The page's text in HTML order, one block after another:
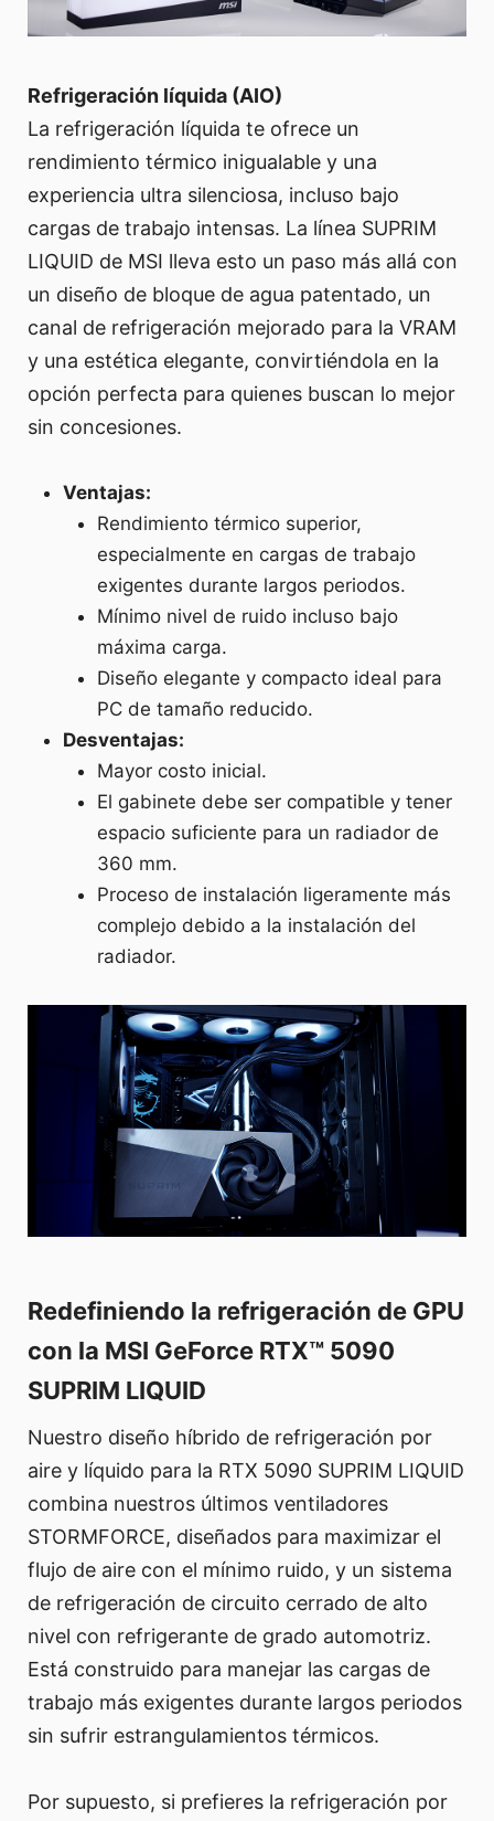
Refrigeración líquida (AIO)
La refrigeración líquida te ofrece un
rendimiento térmico inigualable y una
experiencia ultra silenciosa, incluso bajo
cargas de trabajo intensas. La línea SUPRIM
LIQUID de MSI lleva esto un paso más allá con
un diseño de bloque de agua patentado, un
canal de refrigeración mejorado para la VRAM
y una estética elegante, convirtiéndola en la
opción perfecta para quienes buscan lo mejor
sin concesiones.
Ventajas:
Rendimiento térmico superior,
especialmente en cargas de trabajo
exigentes durante largos periodos.
Mínimo nivel de ruido incluso bajo
máxima carga.
Diseño elegante y compacto ideal para
PC de tamaño reducido.
Desventajas:
Mayor costo inicial.
El gabinete debe ser compatible y tener
espacio suficiente para un radiador de
360 mm.
Proceso de instalación ligeramente más
complejo debido a la instalación del
radiador.
Redefiniendo la refrigeración de GPU
con la MSI GeForce RTX™ 5090
SUPRIM LIQUID
Nuestro diseño híbrido de refrigeración por
aire y líquido para la RTX 5090 SUPRIM LIQUID
combina nuestros últimos ventiladores
STORMFORCE, diseñados para maximizar el
flujo de aire con el mínimo ruido, y un sistema
de refrigeración de circuito cerrado de alto
nivel con refrigerante de grado automotriz.
Está construido para manejar las cargas de
trabajo más exigentes durante largos periodos
sin sufrir estrangulamientos térmicos.
Por supuesto, si prefieres la refrigeración por